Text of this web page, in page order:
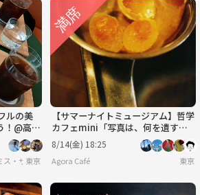
ルの美
！@高輪
ス・サバゲー】
東京
【サマーナイトミュージアム】哲学
カフェmini「写真は、何を遺すの
か？」@ 東京写真美術館※年齢制
限有
8/14(金) 18:25
Agora Café 東京